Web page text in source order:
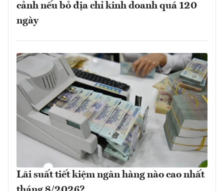
cảnh nếu bỏ địa chỉ kinh doanh quá 120
ngày
Lãi suất tiết kiệm ngân hàng nào cao nhất